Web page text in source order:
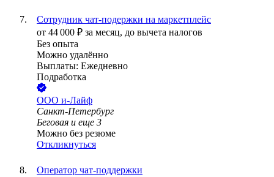
Сотрудник чат-подержки на маркетплейс
от 44 000 ₽ за месяц, до вычета налогов
Без опыта
Можно удалённо
Выплаты: Ежедневно
Подработка
ООО и-Лайф
Санкт-Петербург
Беговая и еще 3
Можно без резюме
Откликнуться
Оператор чат-поддержки